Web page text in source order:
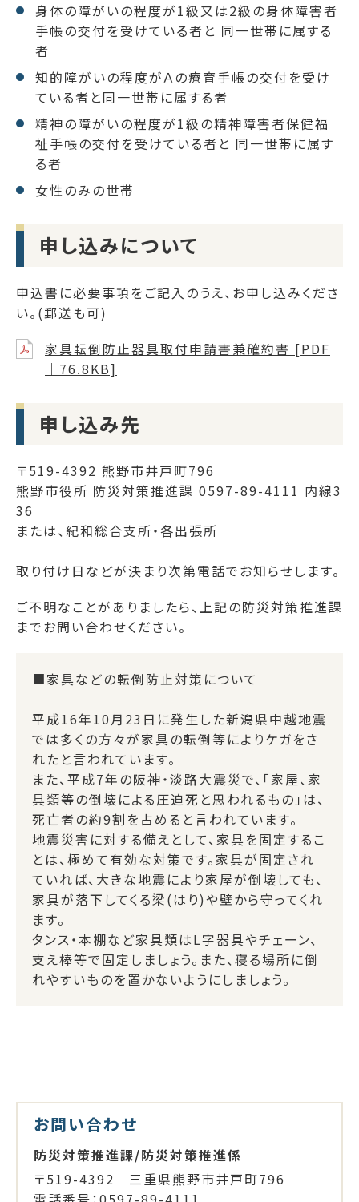
身体の障がいの程度が1級又は2級の身体障害者
手帳の交付を受けている者と 同一世帯に属する
者
知的障がいの程度がＡの療育手帳の交付を受け
ている者と同一世帯に属する者
精神の障がいの程度が1級の精神障害者保健福
祉手帳の交付を受けている者と 同一世帯に属す
る者
女性のみの世帯
申し込みについて
申込書に必要事項をご記入のうえ、お申し込みくださ
い。(郵送も可)
家具転倒防止器具取付申請書兼確約書 [PDF
｜76.8KB]
申し込み先
〒519-4392 熊野市井戸町796
熊野市役所 防災対策推進課 0597-89-4111 内線3
36
または、紀和総合支所・各出張所
取り付け日などが決まり次第電話でお知らせします。
ご不明なことがありましたら、上記の防災対策推進課
までお問い合わせください。
■家具などの転倒防止対策について
平成16年10月23日に発生した新潟県中越地震
では多くの方々が家具の転倒等によりケガをさ
れたと言われています。
また、平成7年の阪神・淡路大震災で、「家屋、家
具類等の倒壊による圧迫死と思われるもの」は、
死亡者の約9割を占めると言われています。
地震災害に対する備えとして、家具を固定するこ
とは、極めて有効な対策です。家具が固定され
ていれば、大きな地震により家屋が倒壊しても、
家具が落下してくる梁(はり)や壁から守ってくれ
ます。
タンス・本棚など家具類はL字器具やチェーン、
支え棒等で固定しましょう。また、寝る場所に倒
れやすいものを置かないようにしましょう。
お問い合わせ
防災対策推進課/防災対策推進係
〒519-4392 三重県熊野市井戸町796